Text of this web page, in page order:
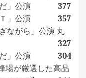
」公演
377
」公演
357
ながら」公演 丸
327
」公演
304
場が厳選した高品